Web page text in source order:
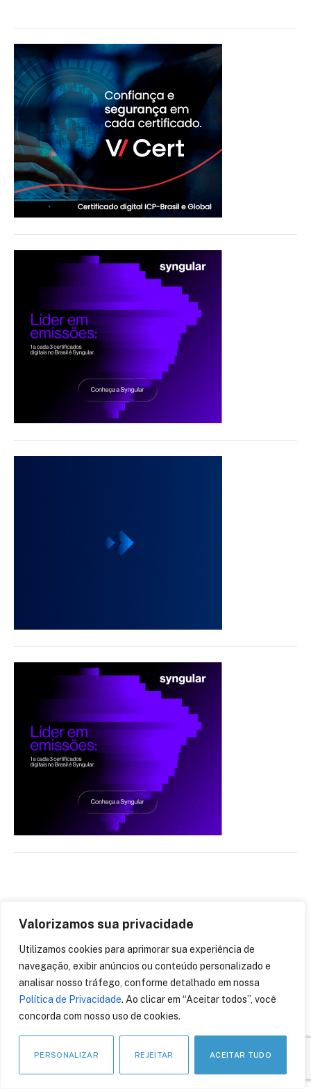
Valorizamos sua privacidade
Utilizamos cookies para aprimorar sua experiência de
navegação, exibir anúncios ou conteúdo personalizado e
analisar nosso tráfego, conforme detalhado em nossa
Política de Privacidade. Ao clicar em “Aceitar todos”, você
concorda com nosso uso de cookies.
PERSONALIZAR REJEITAR ACEITAR TUDO
APOIO INSTITUCIONAL